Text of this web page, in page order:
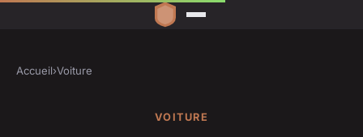
Accueil›Voiture
VOITURE